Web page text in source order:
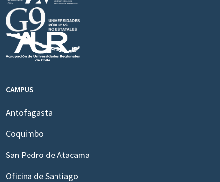
CAMPUS
Antofagasta
Coquimbo
San Pedro de Atacama
Oficina de Santiago